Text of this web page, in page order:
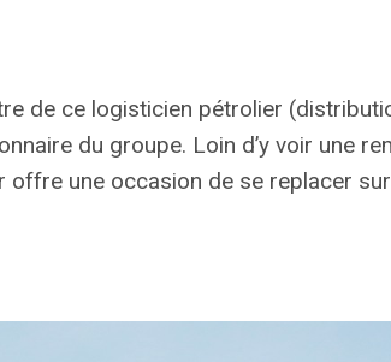
de ce logisticien pétrolier
du groupe. Loin d’y voir une
offre une occasion de se replacer